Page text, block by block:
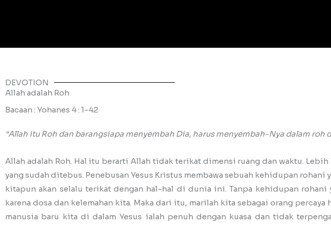
DEVOTION
Allah adalah Roh
Bacaan : Yohanes 4 : 1-42
“Allah itu Roh dan barangsiapa menyembah Dia, harus menyembah-Nya dalam roh
Allah adalah Roh. Hal itu berarti Allah tidak terikat dimensi ruang dan waktu.
yang sudah ditebus. Penebusan Yesus Kristus membawa sebuah kehidupan
kitapun akan selalu terikat dengan hal-hal di dunia ini. Tanpa kehidupan rohani
karena dosa dan kelemahan kita. Maka dari itu, marilah kita sebagai orang
manusia baru kita di dalam Yesus ialah penuh dengan kuasa dan tidak